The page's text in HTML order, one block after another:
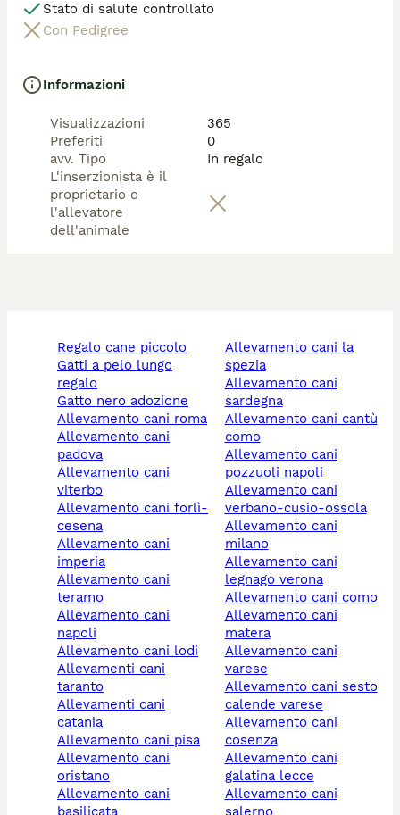
Stato di salute controllato
Con Pedigree
Informazioni
Visualizzazioni
365
Preferiti
0
avv. Tipo
In regalo
L'inserzionista è il
proprietario o
l'allevatore
dell'animale
regalo cane piccolo
gatti a pelo lungo
regalo
gatto nero adozione
allevamento cani roma
allevamento cani
padova
allevamento cani
viterbo
allevamento cani forlì-
cesena
allevamento cani
imperia
allevamento cani
teramo
allevamento cani
napoli
allevamento cani lodi
allevamenti cani
taranto
allevamenti cani
catania
allevamento cani pisa
allevamento cani
oristano
allevamento cani
basilicata
allevamento cani la
spezia
allevamento cani
sardegna
allevamento cani cantù
como
allevamento cani
pozzuoli napoli
allevamento cani
verbano-cusio-ossola
allevamento cani
milano
allevamento cani
legnago verona
allevamento cani como
allevamento cani
matera
allevamento cani
varese
allevamento cani sesto
calende varese
allevamento cani
cosenza
allevamento cani
galatina lecce
allevamento cani
salerno